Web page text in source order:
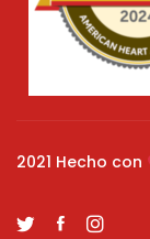
2021 Hecho con